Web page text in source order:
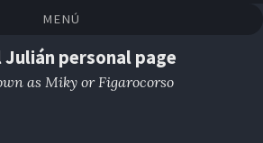
MENÚ
Julián personal page
as Miky or Figarocorso